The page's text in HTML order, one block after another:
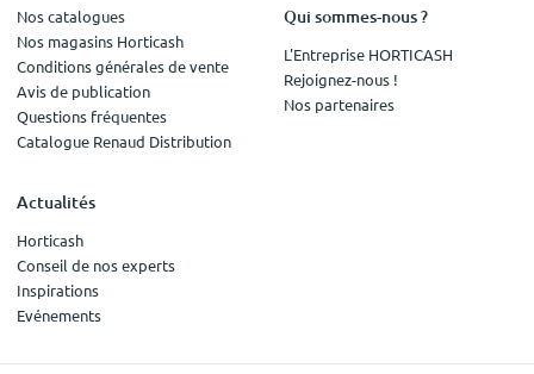
Nos catalogues
Nos magasins Horticash
Conditions générales de vente
Avis de publication
Questions fréquentes
Catalogue Renaud Distribution
Qui sommes-nous ?
L'Entreprise HORTICASH
Rejoignez-nous !
Nos partenaires
Actualités
Horticash
Conseil de nos experts
Inspirations
Evénements